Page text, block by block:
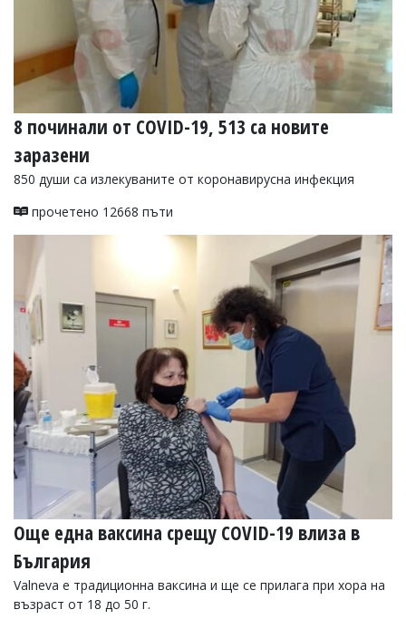
8 починали от COVID-19, 513 са новите
заразени
850 души са излекуваните от коронавирусна инфекция
прочетено 12668 пъти
Още една ваксина срещу COVID-19 влиза в
България
Valneva е традиционна ваксина и ще се прилага при хора на
възраст от 18 до 50 г.